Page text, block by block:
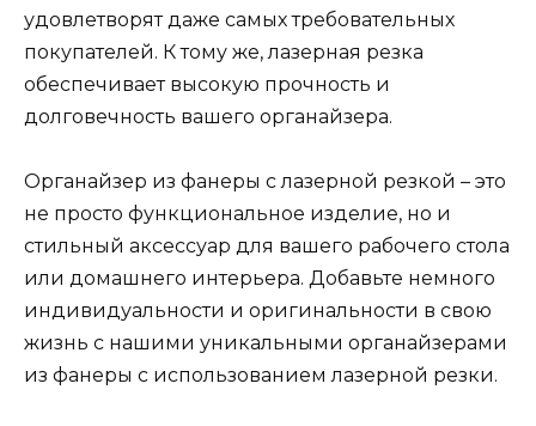
удовлетворят даже самых требовательных
покупателей. К тому же, лазерная резка
обеспечивает высокую прочность и
долговечность вашего органайзера.
Органайзер из фанеры с лазерной резкой – это
не просто функциональное изделие, но и
стильный аксессуар для вашего рабочего стола
или домашнего интерьера. Добавьте немного
индивидуальности и оригинальности в свою
жизнь с нашими уникальными органайзерами
из фанеры с использованием лазерной резки.